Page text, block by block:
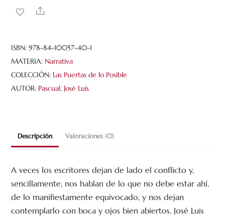
mar,
tumba
cantidad
Share
ISBN:978-84-10057-40-1
MATERIA: Narrativa
COLECCIÓN: Las Puertas de lo Posible
AUTOR: Pascual, José Luis
Descripción Valoraciones (0)
A veces los escritores dejan de lado el conflicto y,
sencillamente, nos hablan de lo que no debe estar ahí,
de lo manifiestamente equivocado, y nos dejan
contemplarlo con boca y ojos bien abiertos. José Luis